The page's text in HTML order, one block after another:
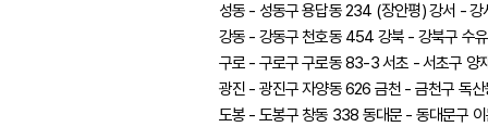
성동 - 성동구 용답동 234 (장안평) 강서 -
강동 - 강동구 천호동 454 강북 - 강북구 수
구로 - 구로구 구로동 83-3 서초 - 서초구 양
광진 - 광진구 자양동 626 금천 - 금천구 독
도봉 - 도봉구 창동 338 동대문 - 동대문구